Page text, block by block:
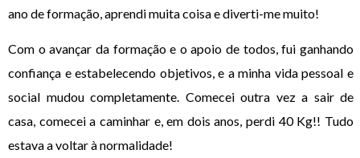
ano de formação, aprendi muita coisa e diverti-me muito!
Com o avançar da formação e o apoio de todos, fui ganhando
confiança e estabelecendo objetivos, e a minha vida pessoal e
social mudou completamente. Comecei outra vez a sair de
casa, comecei a caminhar e, em dois anos, perdi 40 Kg!! Tudo
estava a voltar à normalidade!